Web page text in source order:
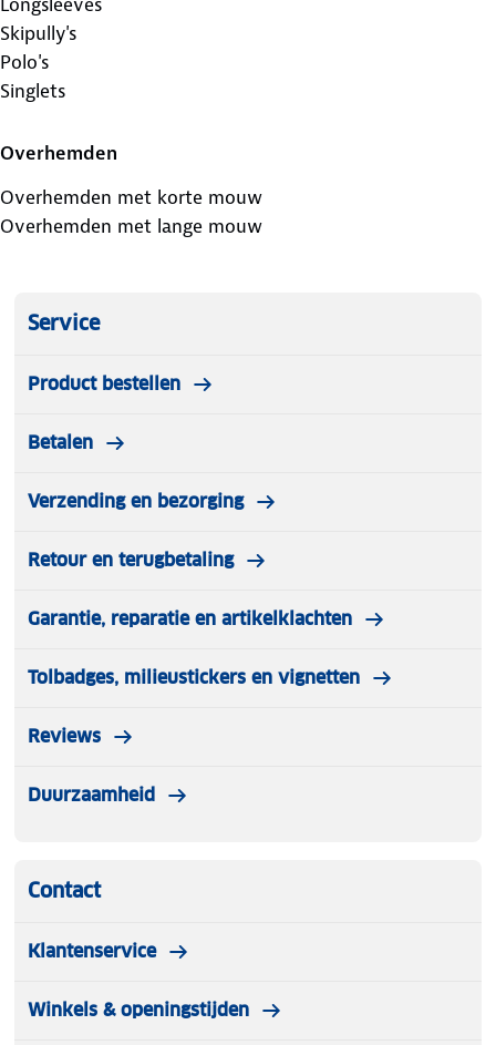
Skipully's
Polo's
Singlets
Overhemden
Overhemden met korte mouw
Overhemden met lange mouw
Service
Product bestellen
Betalen
Verzending en bezorging
Retour en terugbetaling
Garantie, reparatie en artikelklachten
Tolbadges, milieustickers en vignetten
Reviews
Duurzaamheid
Contact
Klantenservice
Winkels & openingstijden